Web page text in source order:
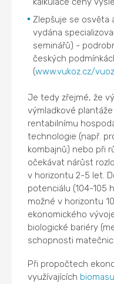
Zlepšuje se osvěta
vydána
seminářů) -
českých
(www.vukoz.cz/
Je tedy zřejmé, že
výmladkové
rentabilnímu
technologie (např.
kombajnů) nebo při
očekávat nárůst
v horizontu 2-5 let.
potenciálu (104-105
možné v horizontu
ekonomického
biologické bariéry
schopnosti matečnic
Při propočtech
využívajících biomasu